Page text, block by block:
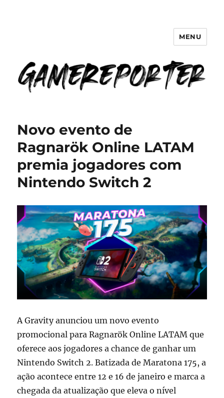
GameReporter | Cultura Gamer
MENU
Novo evento de
Ragnarök Online LATAM
premia jogadores com
Nintendo Switch 2
A Gravity anunciou um novo evento
promocional para Ragnarök Online LATAM que
oferece aos jogadores a chance de ganhar um
Nintendo Switch 2. Batizada de Maratona 175, a
ação acontece entre 12 e 16 de janeiro e marca a
chegada da atualização que eleva o nível